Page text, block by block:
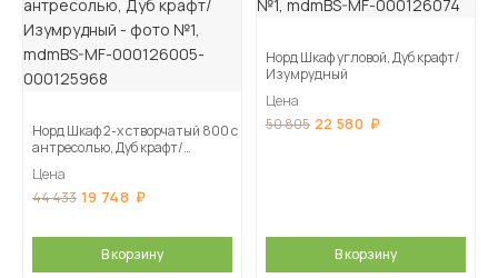
Норд Шкаф 2-х створчатый 800 с
антресолью, Дуб крафт/
Цена
44 433 19 748
В корзину
Норд Шкаф угловой, Дуб крафт/
Изумрудный
Цена
50 805 22 580
В корзину